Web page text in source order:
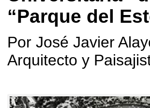
“Parque del
Por José Javier
Arquitecto y